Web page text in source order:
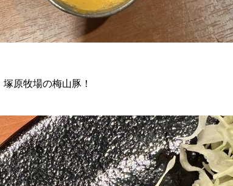
原牧場の梅山豚！